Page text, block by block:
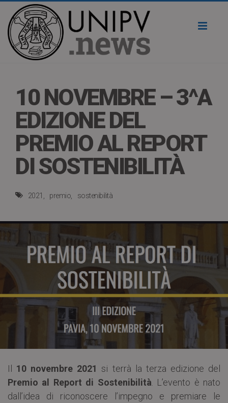
10 NOVEMBRE – 3^A
EDIZIONE DEL
PREMIO AL REPORT
DI SOSTENIBILITÀ
2021 premio sostenibilità
Il 10 novembre 2021 si terrà la terza edizione del
Premio al Report di Sostenibilità . L’evento è nato
dall’idea di riconoscere l’impegno e premiare le